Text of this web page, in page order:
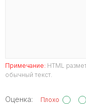
Примечание: HTML
обычный текст.
Оценка: Плохо